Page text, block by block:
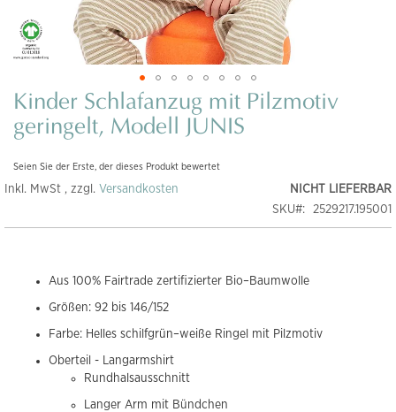
Zum
Anfang
der
springen
Kinder Schlafanzug mit Pilzmotiv
geringelt, Modell JUNIS
Seien Sie der Erste, der dieses Produkt bewertet
NICHT LIEFERBAR
SKU
2529217.195001
Inkl. MwSt , zzgl. Versandkosten
Aus 100% Fairtrade zertifizierter Bio–Baumwolle
Größen: 92 bis 146/152
Farbe: Helles schilfgrün–weiße Ringel mit Pilzmotiv
Oberteil - Langarmshirt
Rundhalsausschnitt
Langer Arm mit Bündchen